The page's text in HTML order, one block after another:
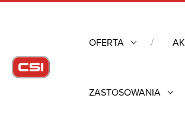
OFERTA
ZASTOSOWANIA
Obudowy przemysłowe